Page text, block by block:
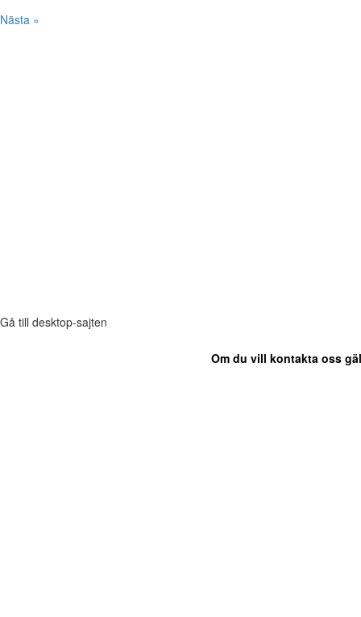
Nästa »
Gå till desktop-sajten
Om du vill kontakta oss